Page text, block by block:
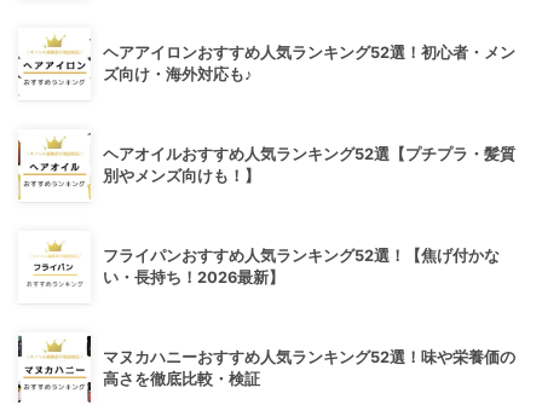
ヘアアイロンおすすめ人気ランキング52選！初心者・メン
ズ向け・海外対応も♪
ヘアオイルおすすめ人気ランキング52選【プチプラ・髪質
別やメンズ向けも！】
フライパンおすすめ人気ランキング52選！【焦げ付かな
い・長持ち！2026最新】
マヌカハニーおすすめ人気ランキング52選！味や栄養価の
高さを徹底比較・検証